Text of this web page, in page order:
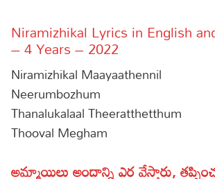
Articles
Facts
Devotional
Christianity
Hinduism
Hindi
Lyrics in Hindi – Devotional
Tamil
Niramizhikal Lyrics in English
– 4 Years – 2022
Niramizhikal Maayaathennil
Neerumbozhum
Thanalukalaal Theeratthetthum
Thooval Megham
అమ్మాయిలు అందాన్ని ఎర వేస్తారు,